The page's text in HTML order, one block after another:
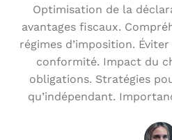
Optimisation de la
avantages fiscaux.
régimes d’imposition.
conformité. Impact du
obligations. Stratégies
qu’indépendant.